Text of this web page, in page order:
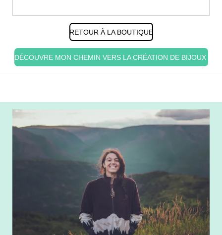
RETOUR À LA BOUTIQUE
DÉCOUVRE MON CHEMIN VERS LA CRÉATION DE BIJOUX